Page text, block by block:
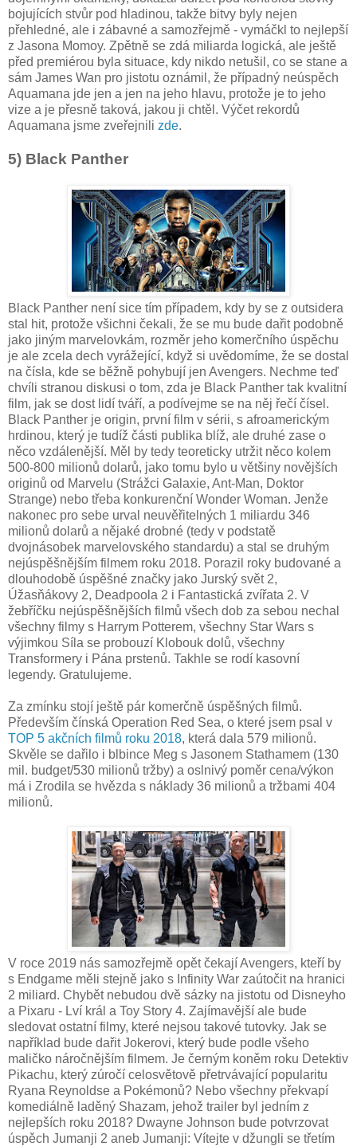
bojujících stvůr pod hladinou, takže bitvy byly nejen
přehledné, ale i zábavné a samozřejmě - vymáčkl to nejlepší
z Jasona Momoy. Zpětně se zdá miliarda logická, ale ještě
před premiérou byla situace, kdy nikdo netušil, co se stane a
sám James Wan pro jistotu oznámil, že případný neúspěch
Aquamana jde jen a jen na jeho hlavu, protože je to jeho
vize a je přesně taková, jakou ji chtěl. Výčet rekordů
Aquamana jsme zveřejnili zde.
5) Black Panther
Black Panther není sice tím případem, kdy by se z outsidera
stal hit, protože všichni čekali, že se mu bude dařit podobně
jako jiným marvelovkám, rozměr jeho komerčního úspěchu
je ale zcela dech vyrážející, když si uvědomíme, že se dostal
na čísla, kde se běžně pohybují jen Avengers. Nechme teď
chvíli stranou diskusi o tom, zda je Black Panther tak kvalitní
film, jak se dost lidí tváří, a podívejme se na něj řečí čísel.
Black Panther je origin, první film v sérii, s afroamerickým
hrdinou, který je tudíž části publika blíž, ale druhé zase o
něco vzdálenější. Měl by tedy teoreticky utržit něco kolem
500-800 milionů dolarů, jako tomu bylo u většiny novějších
originů od Marvelu (Strážci Galaxie, Ant-Man, Doktor
Strange) nebo třeba konkurenční Wonder Woman. Jenže
nakonec pro sebe urval neuvěřitelných 1 miliardu 346
milionů dolarů a nějaké drobné (tedy v podstatě
dvojnásobek marvelovského standardu) a stal se druhým
nejúspěšnějším filmem roku 2018. Porazil roky budované a
dlouhodobě úspěšné značky jako Jurský svět 2,
Úžasňákovy 2, Deadpoola 2 i Fantastická zvířata 2. V
žebříčku nejúspěšnějších filmů všech dob za sebou nechal
všechny filmy s Harrym Potterem, všechny Star Wars s
výjimkou Síla se probouzí Klobouk dolů, všechny
Transformery i Pána prstenů. Takhle se rodí kasovní
legendy. Gratulujeme.
Za zmínku stojí ještě pár komerčně úspěšných filmů.
Především čínská Operation Red Sea, o které jsem psal v
TOP 5 akčních filmů roku 2018, která dala 579 milionů.
Skvěle se dařilo i blbince Meg s Jasonem Stathamem (130
mil. budget/530 milionů tržby) a oslnivý poměr cena/výkon
má i Zrodila se hvězda s náklady 36 milionů a tržbami 404
milionů.
V roce 2019 nás samozřejmě opět čekají Avengers, kteří by
s Endgame měli stejně jako s Infinity War zaútočit na hranici
2 miliard. Chybět nebudou dvě sázky na jistotu od Disneyho
a Pixaru - Lví král a Toy Story 4. Zajímavější ale bude
sledovat ostatní filmy, které nejsou takové tutovky. Jak se
například bude dařit Jokerovi, který bude podle všeho
maličko náročnějším filmem. Je černým koněm roku Detektiv
Pikachu, který zúročí celosvětově přetrvávající popularitu
Ryana Reynoldse a Pokémonů? Nebo všechny překvapí
komediálně laděný Shazam, jehož trailer byl jedním z
nejlepších roku 2018? Dwayne Johnson bude potvrzovat
úspěch Jumanji 2 aneb Jumanji: Vítejte v džungli se třetím